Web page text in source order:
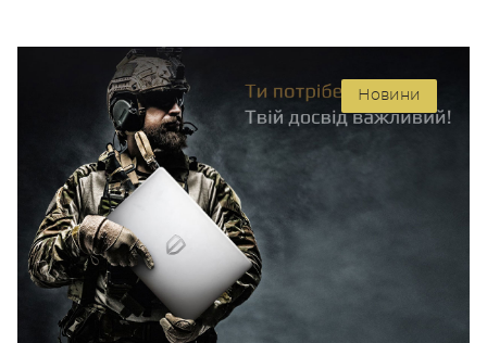
Новини